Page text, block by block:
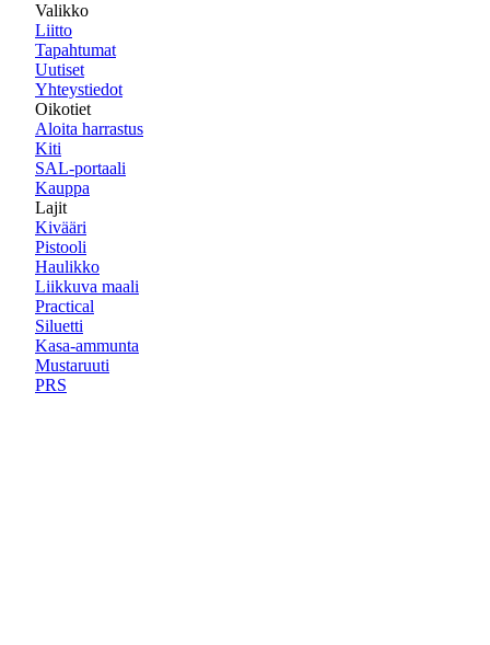
Valikko
Liitto
Tapahtumat
Uutiset
Yhteystiedot
Oikotiet
Aloita harrastus
Kiti
SAL-portaali
Kauppa
Lajit
Kivääri
Pistooli
Haulikko
Liikkuva maali
Practical
Siluetti
Kasa-ammunta
Mustaruuti
PRS